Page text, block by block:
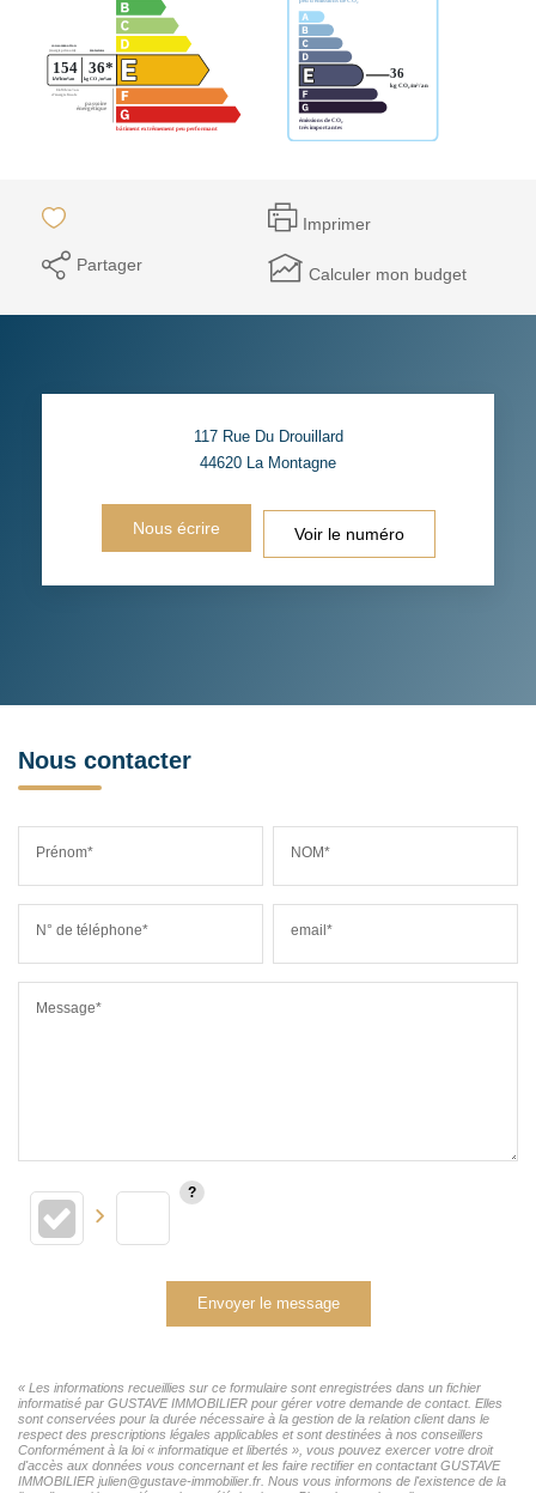
Imprimer
Partager Calculer mon budget
117 Rue Du Drouillard
44620 La Montagne
Nous écrire Voir le numéro
Nous contacter
Prénom* NOM*
N° de téléphone* email*
Message*
Envoyer le message
« Les informations recueillies sur ce formulaire sont enregistrées dans un fichier
informatisé par GUSTAVE IMMOBILIER pour gérer votre demande de contact. Elles
sont conservées pour la durée nécessaire à la gestion de la relation client dans le
respect des prescriptions légales applicables et sont destinées à nos conseillers
Conformément à la loi « informatique et libertés », vous pouvez exercer votre droit
d'accès aux données vous concernant et les faire rectifier en contactant GUSTAVE
IMMOBILIER julien@gustave-immobilier.fr. Nous vous informons de l'existence de la